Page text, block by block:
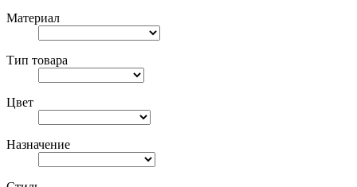
Материал
Тип товара
Цвет
Назначение